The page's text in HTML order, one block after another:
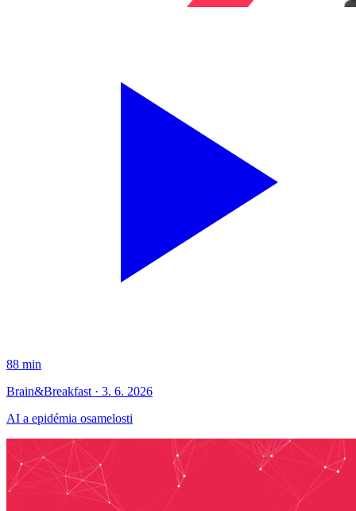
88 min
Brain&Breakfast · 3. 6. 2026
AI a epidémia osamelosti